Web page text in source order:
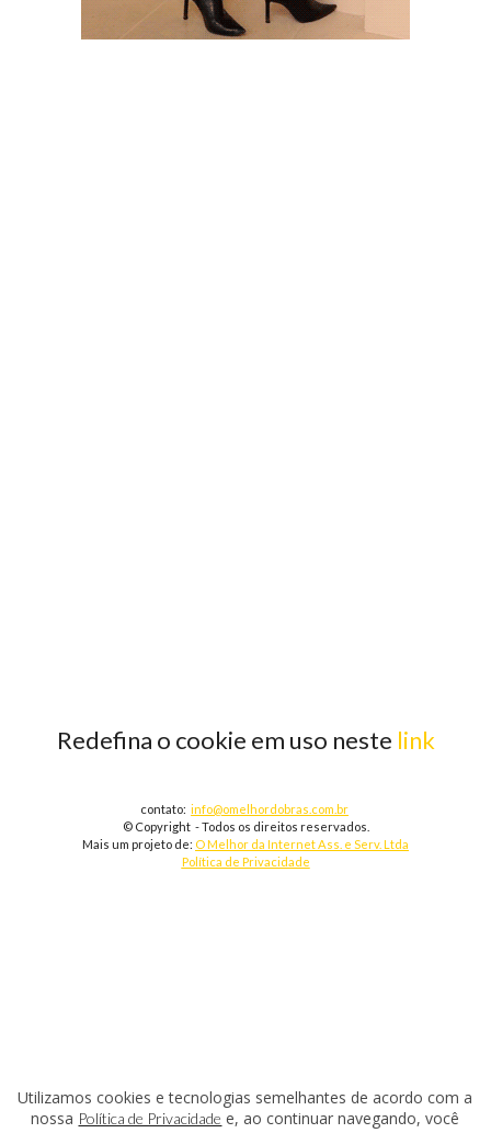
Redefina o cookie em uso neste link
contato: info@omelhordobras.com.br
© Copyright - Todos os direitos reservados.
Mais um projeto de: O Melhor da Internet Ass. e Serv. Ltda
Política de Privacidade
Utilizamos cookies e tecnologias semelhantes de acordo com a
nossa Política de Privacidade e, ao continuar navegando, você